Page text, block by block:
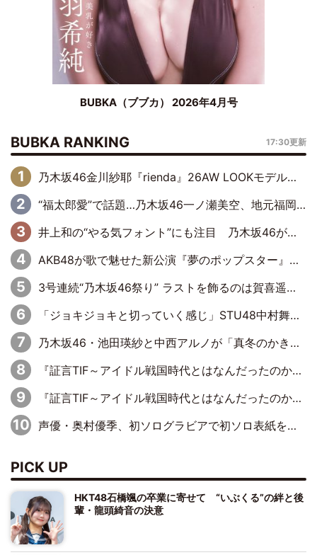
BUBKA（ブブカ） 2026年4月号
BUBKA RANKING 17:30更新
乃木坂46金川紗耶『rienda』26AW LOOKモデルに就任
“福太郎愛”で話題…乃木坂46一ノ瀬美空、地元福岡『めんべい25周年トップサポーター』に就任
井上和の“やる気フォント”にも注目 乃木坂46が挑んだ書道パフォーマンスの舞台裏
AKB48が歌で魅せた新公演『夢のポップスター』 初日から全身全霊のステージ
3号連続“乃木坂46祭り” ラストを飾るのは賀喜遥香…5年ぶりの登場に「5年分大人になった私を見ていただけたら」
「ジョキジョキと切っていく感じ」STU48中村舞、新しい挑戦は自らの手で
乃木坂46・池田瑛紗と中西アルノが「真冬のかき氷」騒動で火花散らす！ 因縁の裏にあるのは、逆境をともに“凌”ぐ似た者同士の絆
『証言TIF～アイドル戦国時代とはなんだったのか～』第11回：私立恵比寿中学・真山りか×安本彩花「TIFで10年ぶりのキョンシーメイクをしたら、場を完全に引かせてしまって。時代が変わったんだなって」
『証言TIF～アイドル戦国時代とはなんだったのか～』第6回：でんぱ組.inc・古川未鈴×相沢梨紗「『ハロプロやりたかったな』って言ったら、夢眠ねむさんに『てめえはでんぱ組．incなんだよ！』って肩パンされて(笑)」
声優・奥村優季、初ソログラビアで初ソロ表紙を飾る！ 初めて見せる表情や、声優を志したきっかけなどを語った必読のインタビューを掲載
PICK UP
HKT48石橋颯の卒業に寄せて “いぶくる”の絆と後
輩・龍頭綺音の決意